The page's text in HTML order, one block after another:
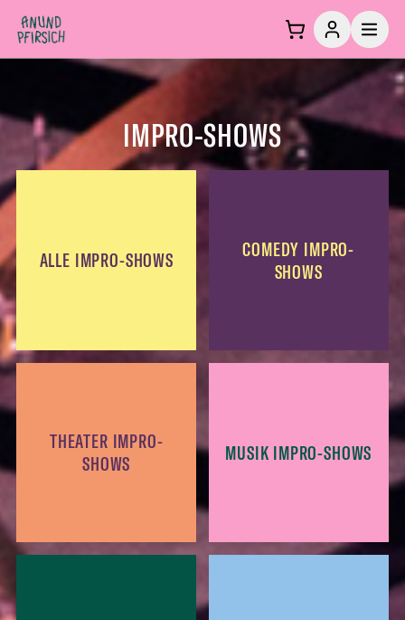
Zum Inhalt springen
IMPRO-SHOWS
ALLE IMPRO-SHOWS
COMEDY IMPRO-
SHOWS
THEATER IMPRO-
SHOWS
MUSIK IMPRO-SHOWS